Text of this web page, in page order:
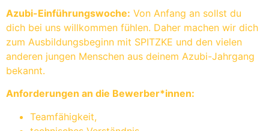
Azubi-Einführungswoche: Von Anfang an sollst du
dich bei uns willkommen fühlen. Daher machen wir dich
zum Ausbildungsbeginn mit SPITZKE und den vielen
anderen jungen Menschen aus deinem Azubi-Jahrgang
bekannt.
Anforderungen an die Bewerber*innen:
Teamfähigkeit,